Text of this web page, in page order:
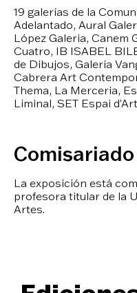
19 galerías de la
Adelantado, Aural
López Galeria, Canem
Cuatro, IB ISABEL
de Dibujos, Galeria
Cabrera Art
Thema, La Merceria,
Liminal, SET Espai
Comisariado
La exposición está
profesora titular de la
Artes.